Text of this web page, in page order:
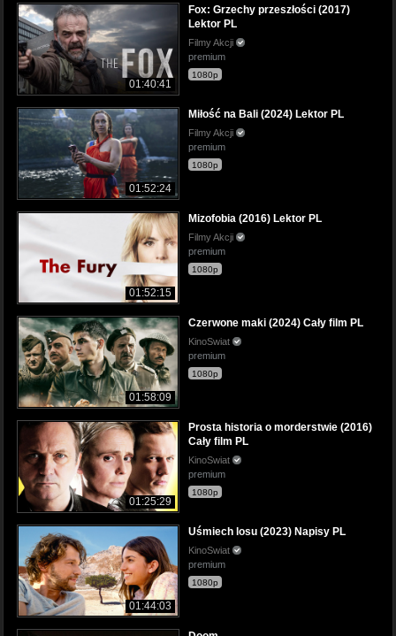
01:40:41
Fox: Grzechy przeszłości (2017)
Lektor PL
Filmy Akcji
premium
1080p
01:52:24
Miłość na Bali (2024) Lektor PL
Filmy Akcji
premium
1080p
01:52:15
Mizofobia (2016) Lektor PL
Filmy Akcji
premium
1080p
01:58:09
Czerwone maki (2024) Cały film PL
KinoSwiat
premium
1080p
01:25:29
Prosta historia o morderstwie (2016)
Cały film PL
KinoSwiat
premium
1080p
01:44:03
Uśmiech losu (2023) Napisy PL
KinoSwiat
premium
1080p